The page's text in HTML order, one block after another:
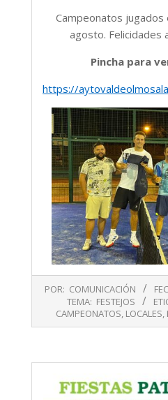
Campeonatos
agosto. Felicidades
Pincha para
https://
08-
POR: COMUNICACIÓN
TEMA: FESTEJOS
CAMPEONATOS, LOCALES,